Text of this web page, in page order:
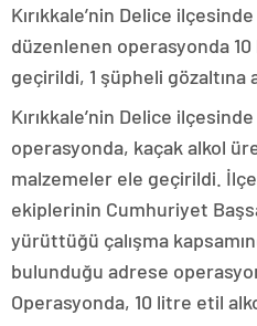
Kırıkkale’nin Delice
düzenlenen operasyonda
geçirildi, 1 şüpheli gözaltına
Kırıkkale’nin Delice
operasyonda, kaçak alkol
malzemeler ele geçirildi.
ekiplerinin Cumhuriyet
yürüttüğü çalışma
bulunduğu adrese
Operasyonda, 10 litre etil